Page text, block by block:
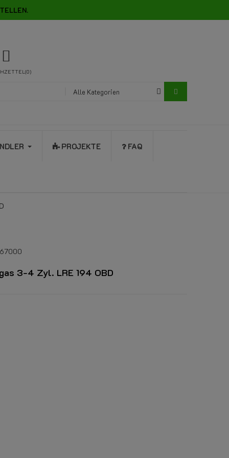
0
Alle Kategorien
PROJEKTE FAQ
3-4 Zyl. LRE 194 OBD